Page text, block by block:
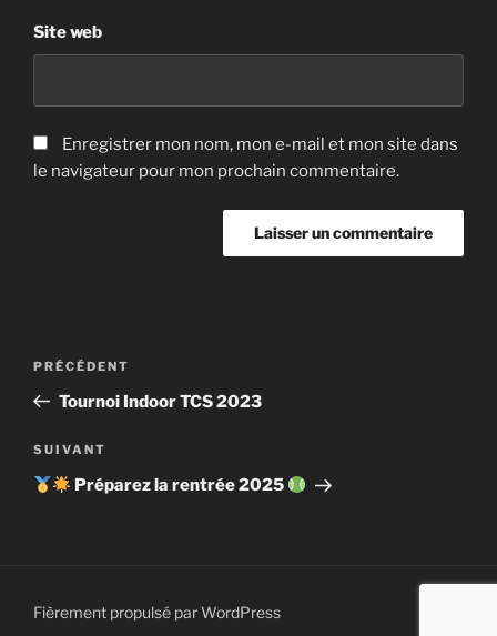
Site web
Enregistrer mon nom, mon e-mail et mon site dans
le navigateur pour mon prochain commentaire.
Navigation
l’article
Article
précédent
PRÉCÉDENT
Tournoi Indoor TCS 2023
Article
suivant
SUIVANT
Préparez la rentrée 2025
Fièrement propulsé par WordPress